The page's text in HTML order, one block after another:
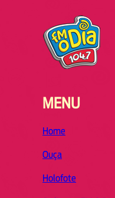
MENU
Home
Ouça
Holofote